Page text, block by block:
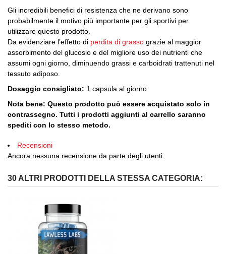
Gli incredibili benefici di resistenza che ne derivano sono
probabilmente il motivo più importante per gli sportivi per
utilizzare questo prodotto.
Da evidenziare l’effetto di perdita di grasso grazie al maggior
assorbimento del glucosio e del migliore uso dei nutrienti che
assumi ogni giorno, diminuendo grassi e carboidrati trattenuti nel
tessuto adiposo.
Dosaggio consigliato: 1 capsula al giorno
Nota bene: Questo prodotto può essere acquistato solo in
contrassegno. Tutti i prodotti aggiunti al carrello saranno
spediti con lo stesso metodo.
Recensioni
Ancora nessuna recensione da parte degli utenti.
30 ALTRI PRODOTTI DELLA STESSA CATEGORIA: